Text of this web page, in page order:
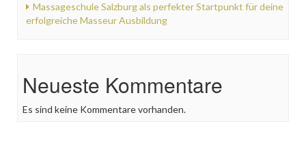
Massageschule Salzburg als perfekter Startpunkt für deine
erfolgreiche Masseur Ausbildung
Neueste Kommentare
Es sind keine Kommentare vorhanden.